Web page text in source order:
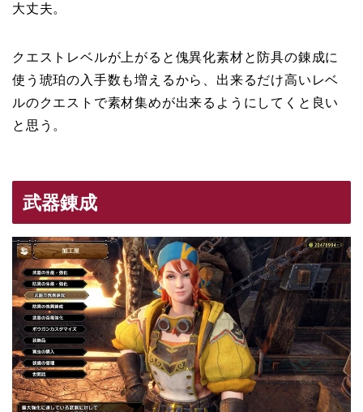
大丈夫。
クエストレベルが上がると傀異化素材と防具の錬成に
使う琥珀の入手数も増えるから、出来るだけ高いレベ
ルのクエストで素材集めが出来るようにしてくと良い
と思う。
武器錬成